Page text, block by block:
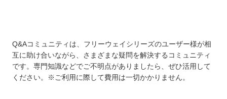
Q&Aコミュニティは、フリーウェイシリーズのユーザー様が相
互に助け合いながら、さまざまな疑問を解決するコミュニティ
です。専門知識などでご不明点がありましたら、ぜひ活用して
ください。※ご利用に際して費用は一切かかりません。